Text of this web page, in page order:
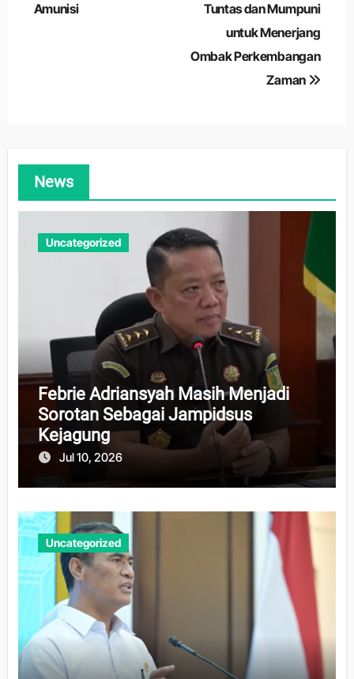
Amunisi
Tuntas dan Mumpuni
untuk Menerjang
Ombak Perkembangan
Zaman
News
Uncategorized
Febrie Adriansyah Masih Menjadi
Sorotan Sebagai Jampidsus
Kejagung
Jul 10, 2026
Uncategorized